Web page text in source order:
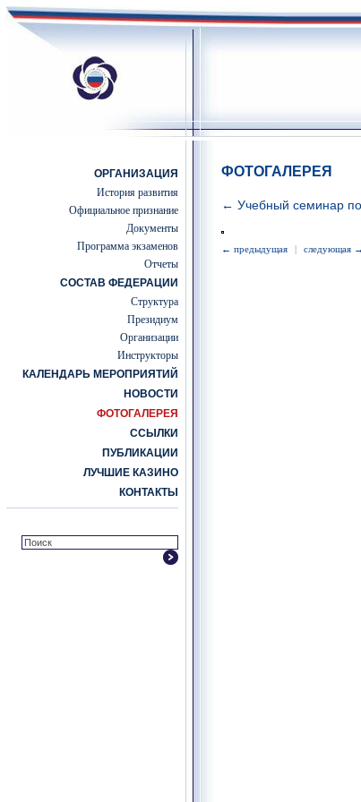
ОРГАНИЗАЦИЯ
История развития
Официальное признание
Документы
Программа экзаменов
Отчеты
СОСТАВ ФЕДЕРАЦИИ
Структура
Президиум
Организации
Инструкторы
КАЛЕНДАРЬ МЕРОПРИЯТИЙ
НОВОСТИ
ФОТОГАЛЕРЕЯ
ССЫЛКИ
ПУБЛИКАЦИИ
ЛУЧШИЕ КАЗИНО
КОНТАКТЫ
ФОТОГАЛЕРЕЯ
← Учебный семинар
← предыдущая | следующая →